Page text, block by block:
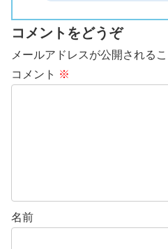
コメントをどうぞ
メールアドレスが公開される
コメント ※
名前